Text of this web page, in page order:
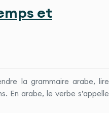
et
la grammaire arabe, lire
En arabe, le verbe s’appelle